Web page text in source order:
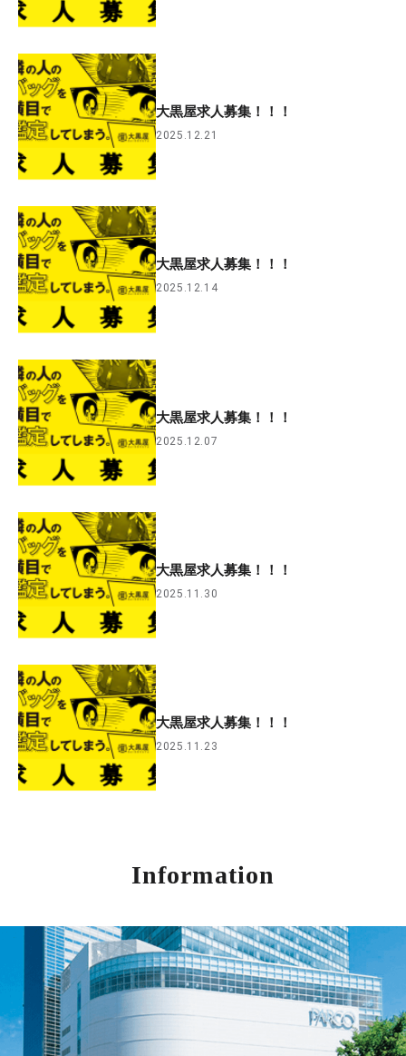
大黒屋求人募集！！！
2025.12.21
大黒屋求人募集！！！
2025.12.14
大黒屋求人募集！！！
2025.12.07
大黒屋求人募集！！！
2025.11.30
大黒屋求人募集！！！
2025.11.23
Information